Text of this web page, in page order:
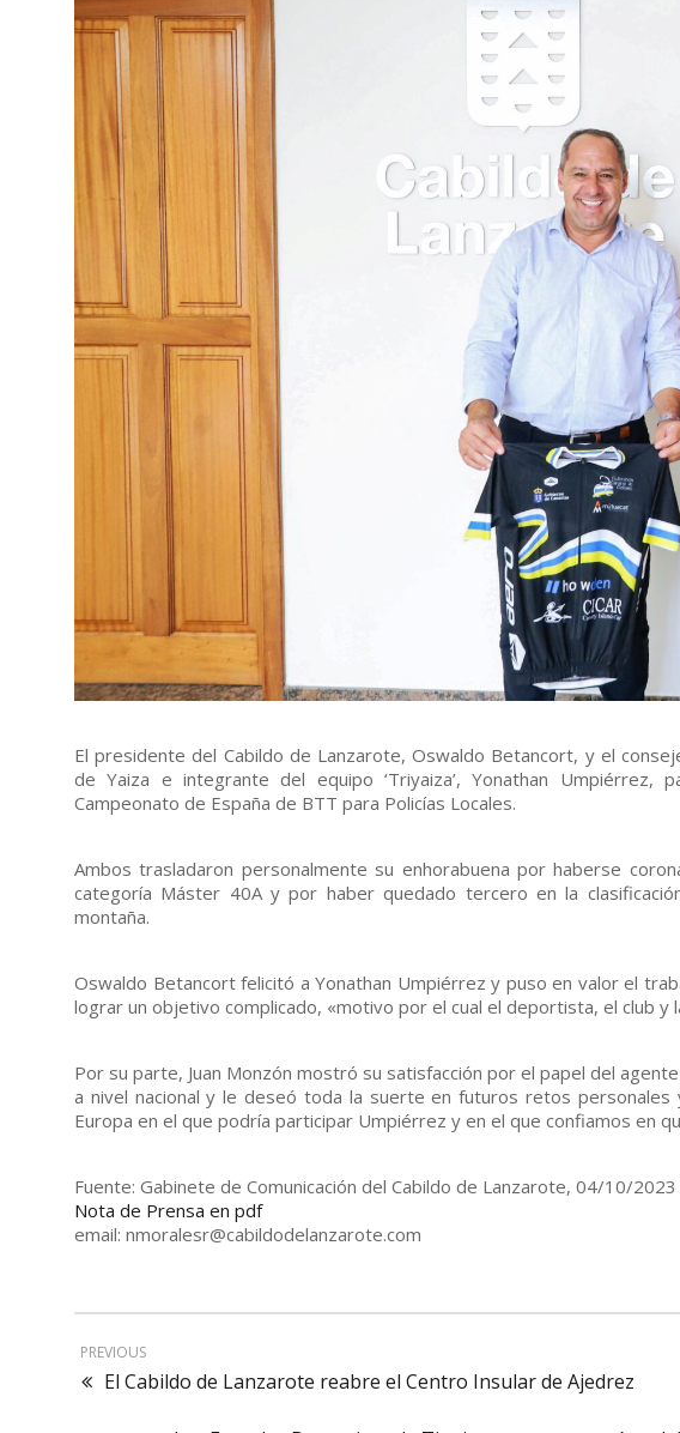
El presidente del Cabildo de Lanzarote, Oswaldo Betancort, y el
de Yaiza e integrante del equipo ‘Triyaiza’, Yonathan
Campeonato de España de BTT para Policías Locales.
Ambos trasladaron personalmente su enhorabuena por haberse
categoría Máster 40A y por haber quedado tercero en la
montaña.
Oswaldo Betancort felicitó a Yonathan Umpiérrez y puso en valor el
lograr un objetivo complicado, «motivo por el cual el deportista, el club y
Por su parte, Juan Monzón mostró su satisfacción por el papel del
a nivel nacional y le deseó toda la suerte en futuros retos
Europa en el que podría participar Umpiérrez y en el que confiamos en
Fuente: Gabinete de Comunicación del Cabildo de Lanzarote, 04/10/2023
Nota de Prensa en pdf
email: nmoralesr@cabildodelanzarote.com
PREVIOUS
El Cabildo de Lanzarote reabre el Centro Insular de Ajedrez